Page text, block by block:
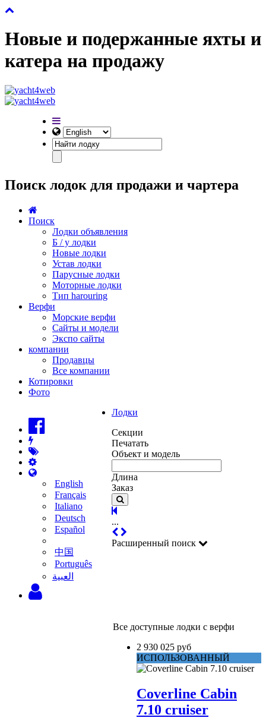
Новые и подержанные яхты и
катера на продажу
Поиск лодок для продажи и чартера
Поиск
Лодки объявления
Б / у лодки
Новые лодки
Устав лодки
Парусные лодки
Моторные лодки
Тип harouring
Верфи
Морские верфи
Сайты и модели
Экспо сайты
компании
Продавцы
Все компании
Котировки
Фото
English
Français
Italiano
Deutsch
Español
中国
Português
‫العبية
Лодки
Секции
Печатать
Объект и модель
Длина
Заказ
...
Расширенный поиск
Все доступные лодки с верфи
2 930 025 руб
ИСПОЛЬЗОВАННЫЙ
Coverline Cabin
7.10 cruiser